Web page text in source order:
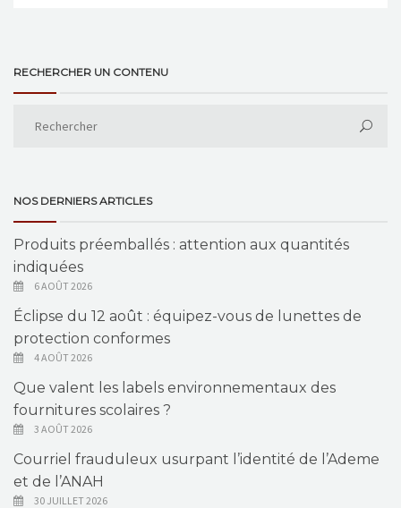
RECHERCHER UN CONTENU
NOS DERNIERS ARTICLES
Produits préemballés : attention aux quantités
indiquées
6 AOÛT 2026
Éclipse du 12 août : équipez-vous de lunettes de
protection conformes
4 AOÛT 2026
Que valent les labels environnementaux des
fournitures scolaires ?
3 AOÛT 2026
Courriel frauduleux usurpant l’identité de l’Ademe
et de l’ANAH
30 JUILLET 2026